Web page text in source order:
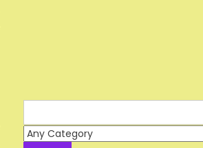
for: